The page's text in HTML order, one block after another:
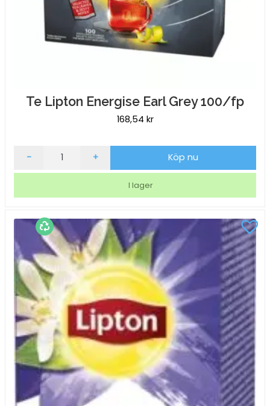
Te Lipton Energise Earl Grey 100/fp
168,54 kr
Te
100/fp
mängd
- + Köp nu
I lager